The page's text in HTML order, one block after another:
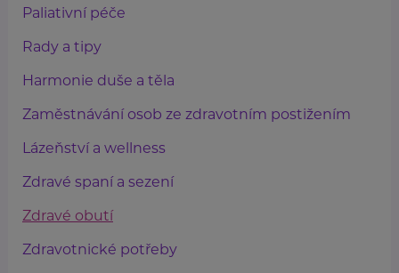
Paliativní péče
Rady a tipy
Harmonie duše a těla
Zaměstnávání osob ze zdravotním postižením
Lázeňství a wellness
Zdravé spaní a sezení
Zdravé obutí
Zdravotnické potřeby